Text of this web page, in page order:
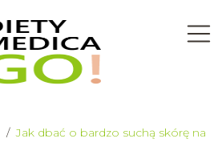
/Jak dbać o bardzo suchą skórę na